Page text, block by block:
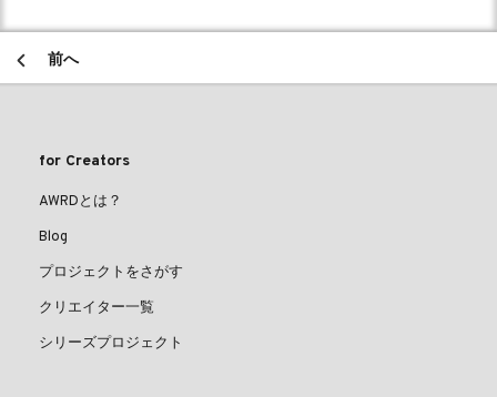
前へ
for Creators
AWRDとは？
Blog
プロジェクトをさがす
クリエイター一覧
シリーズプロジェクト